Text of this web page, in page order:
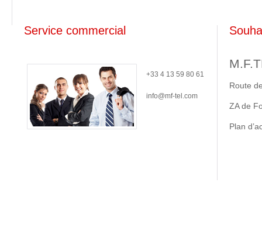
Service commercial
+33 4 13 59 80 61
info@mf-tel.com
Route
ZA de
Plan